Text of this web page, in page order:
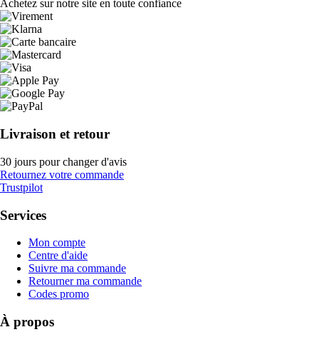
Achetez sur notre site en toute confiance
Livraison et retour
30 jours pour changer d'avis
Retournez votre commande
Trustpilot
Services
Mon compte
Centre d'aide
Suivre ma commande
Retourner ma commande
Codes promo
À propos